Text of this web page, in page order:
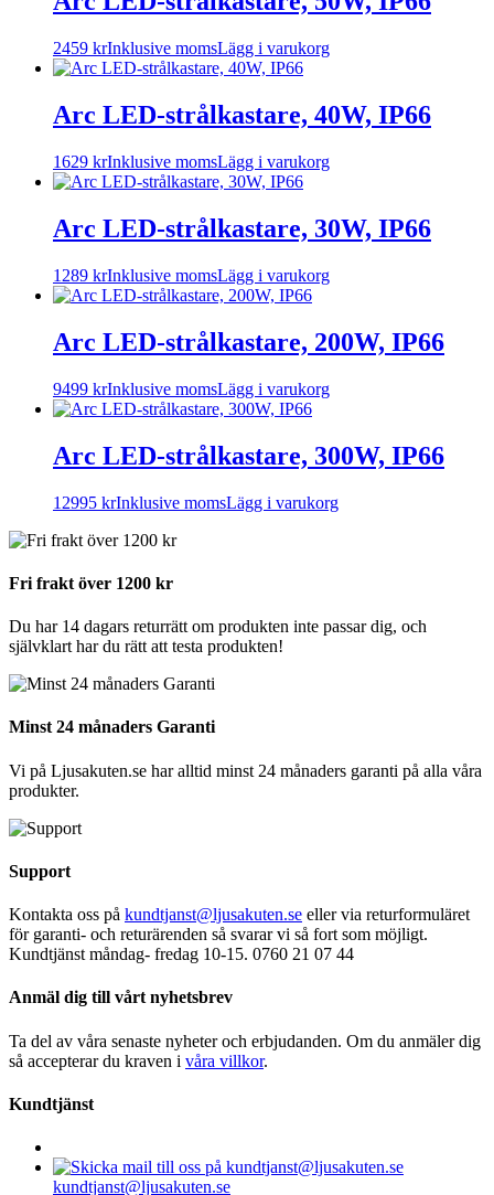
2459 krInklusive momsLägg i varukorg
Arc LED-strålkastare, 40W, IP66
1629 krInklusive momsLägg i varukorg
Arc LED-strålkastare, 30W, IP66
1289 krInklusive momsLägg i varukorg
Arc LED-strålkastare, 200W, IP66
9499 krInklusive momsLägg i varukorg
Arc LED-strålkastare, 300W, IP66
12995 krInklusive momsLägg i varukorg
Fri frakt över 1200 kr
Du har 14 dagars returrätt om produkten inte passar dig, och
självklart har du rätt att testa produkten!
Minst 24 månaders Garanti
Vi på Ljusakuten.se har alltid minst 24 månaders garanti på alla våra
produkter.
Support
Kontakta oss på kundtjanst@ljusakuten.se eller via returformuläret
för garanti- och returärenden så svarar vi så fort som möjligt.
Kundtjänst måndag- fredag 10-15. 0760 21 07 44
Anmäl dig till vårt nyhetsbrev
Ta del av våra senaste nyheter och erbjudanden. Om du anmäler dig
så accepterar du kraven i våra villkor.
Kundtjänst
kundtjanst@ljusakuten.se